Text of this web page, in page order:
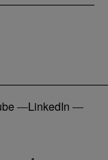
—LinkedIn —